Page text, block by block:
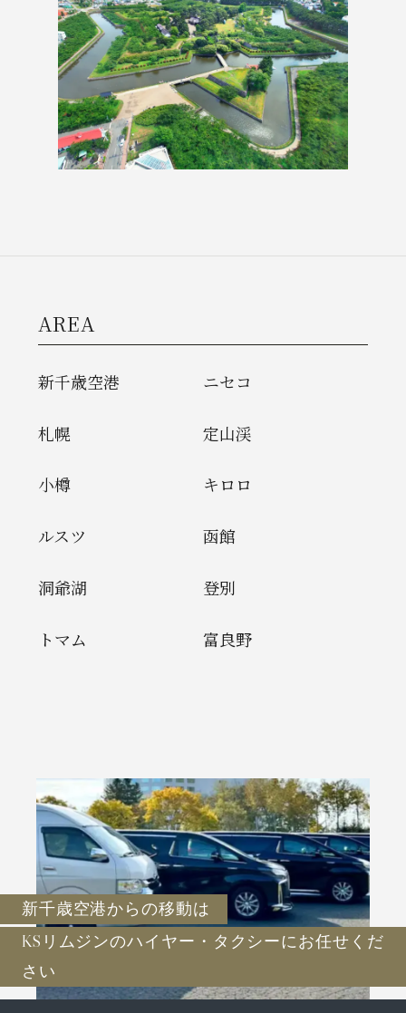
AREA
新千歳空港 ニセコ
札幌 定山渓
小樽 キロロ
ルスツ 函館
洞爺湖 登別
トマム 富良野
新千歳空港からの移動は
KSリムジンのハイヤー・タクシーにお任せくだ
さい